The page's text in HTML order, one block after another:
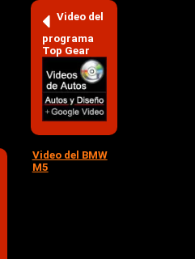
Video del
programa
Top Gear
Video del BMW
M5